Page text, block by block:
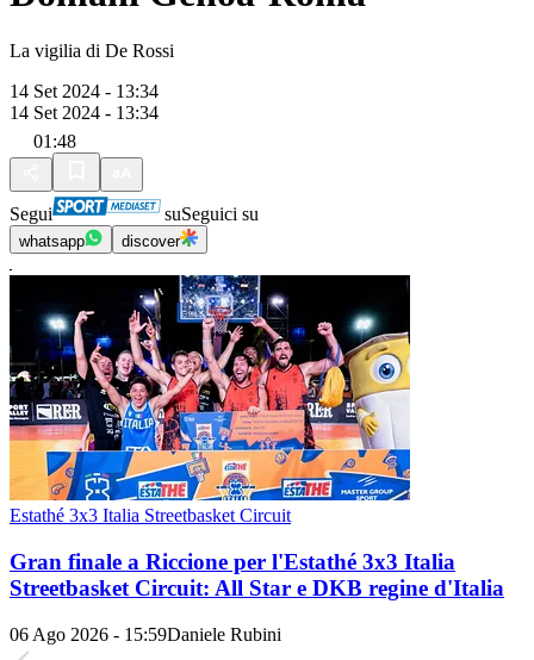
La vigilia di De Rossi
14 Set 2024 - 13:34
14 Set 2024 - 13:34
01:48
Segui suSeguici su
whatsapp discover
Estathé 3x3 Italia Streetbasket Circuit
Gran finale a Riccione per l'Estathé 3x3 Italia
Streetbasket Circuit: All Star e DKB regine d'Italia
06 Ago 2026 - 15:59Daniele Rubini